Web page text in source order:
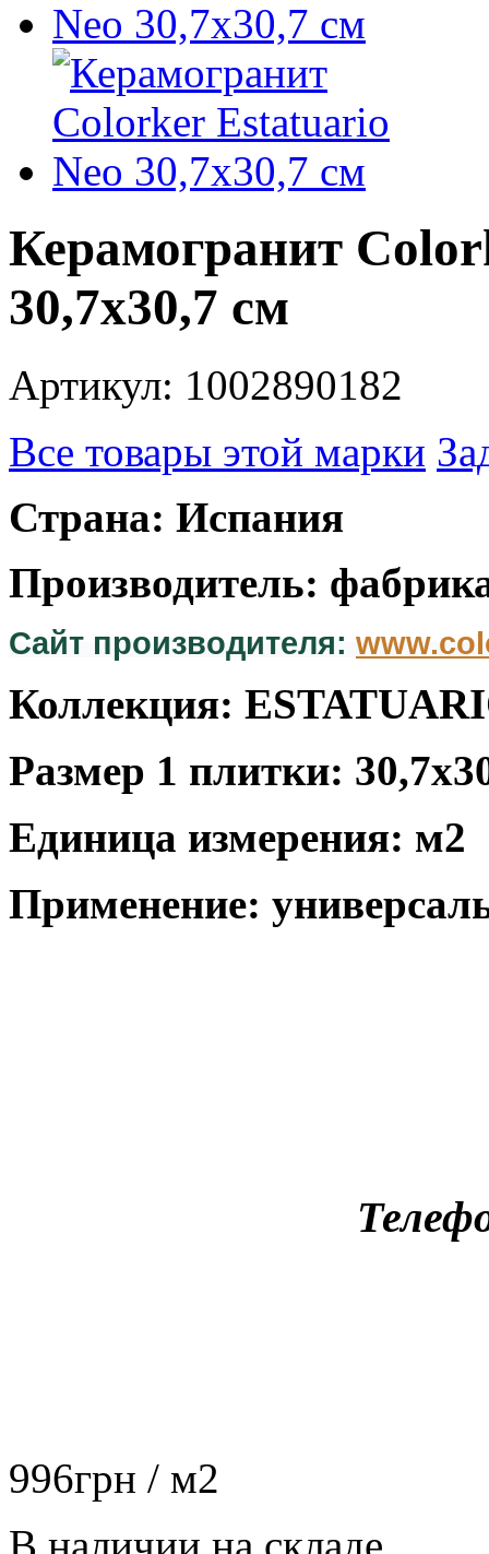
Керамогранит
30,7x30,7 см
Артикул: 1002890182
Все товары этой марки
Страна: Испания
Производитель:
Сайт производителя:
Коллекция:
Размер 1 плитки:
Единица измерения: м2
Применение:
996грн / м2